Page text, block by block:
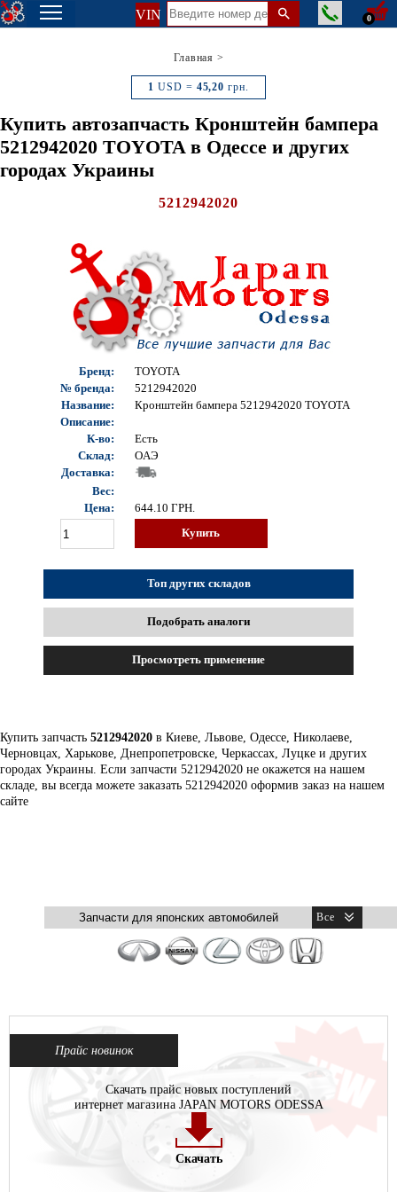
VIN 0
Главная >
1 USD = 45,20 грн.
Купить автозапчасть Кронштейн бампера
5212942020 TOYOTA в Одессе и других
городах Украины
5212942020
Бренд:
TOYOTA
№ бренда:
5212942020
Название:
Кронштейн бампера 5212942020 TOYOTA
Описание:
К-во:
Есть
Склад:
OAЭ
Доставка:
Вес:
Цена:
644.10 ГРН.
Купить
Топ других складов
Подобрать аналоги
Просмотреть применение
Купить запчасть 5212942020 в Киеве, Львове, Одессе, Николаеве,
Черновцах, Харькове, Днепропетровске, Черкассах, Луцке и других
городах Украины. Если запчасти 5212942020 не окажется на нашем
складе, вы всегда можете заказать 5212942020 оформив заказ на нашем
сайте
Прайс новинок
Скачать прайс новых поступлений
интернет магазина JAPAN MOTORS ODESSA
Скачать